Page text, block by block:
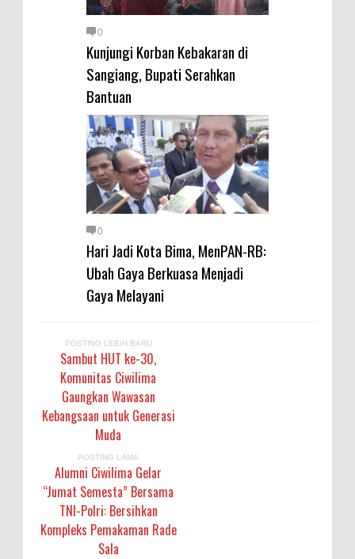
0
Kunjungi Korban Kebakaran di
Sangiang, Bupati Serahkan
Bantuan
0
Hari Jadi Kota Bima, MenPAN-RB:
Ubah Gaya Berkuasa Menjadi
Gaya Melayani
POSTING LEBIH BARU
Sambut HUT ke-30,
Komunitas Ciwilima
Gaungkan Wawasan
Kebangsaan untuk Generasi
Muda
POSTING LAMA
Alumni Ciwilima Gelar
“Jumat Semesta” Bersama
TNI-Polri: Bersihkan
Kompleks Pemakaman Rade
Sala